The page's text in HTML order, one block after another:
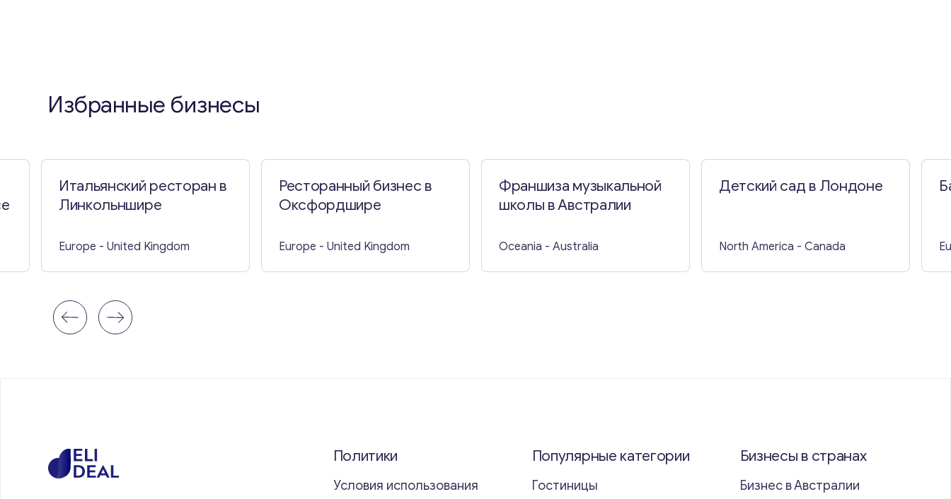
Избранные бизнесы
Итальянский ресторан в
Линкольншире
Europe - United Kingdom
Ресторанный бизнес в
Оксфордшире
Europe - United Kingdom
Франшиза музыкальной
школы в Австралии
Oceania - Australia
Детский сад в Лондоне
North America - Canada
Политики
Условия использования
Популярные категории
Гостиницы
Бизнесы в странах
Бизнес в Австралии